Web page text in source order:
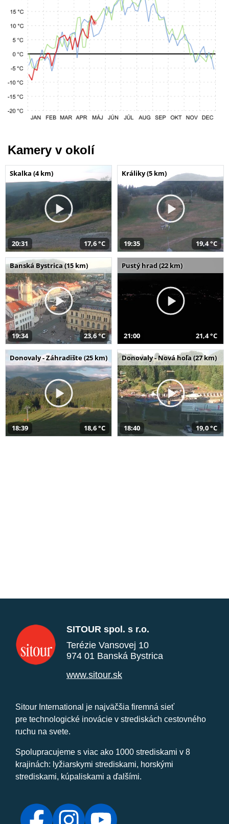
Kamery v okolí
Skalka (4 km)
20:31 17,6 °C
Králiky (5 km)
19:35 19,4 °C
Banská Bystrica (15 km)
19:34 23,6 °C
Pustý hrad (22 km)
21:00 21,4 °C
Donovaly - Záhradište (25 km)
18:39 18,6 °C
Donovaly - Nová hoľa (27 km)
18:40 19,0 °C
SITOUR spol. s r.o.
Terézie Vansovej 10
974 01 Banská Bystrica
www.sitour.sk
Sitour International je najväčšia firemná sieť
pre technologické inovácie v strediskách cestovného
ruchu na svete.
Spolupracujeme s viac ako 1000 strediskami v 8
krajinách: lyžiarskymi strediskami, horskými
strediskami, kúpaliskami a ďalšími.